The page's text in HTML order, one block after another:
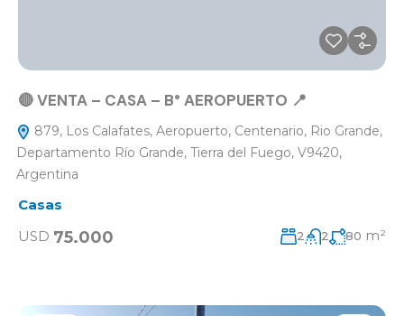
🔴 VENTA – CASA – B° AEROPUERTO 📍
879, Los Calafates, Aeropuerto, Centenario, Rio Grande,
Departamento Río Grande, Tierra del Fuego, V9420,
Argentina
Casas
USD 75.000 2 2 80 m²